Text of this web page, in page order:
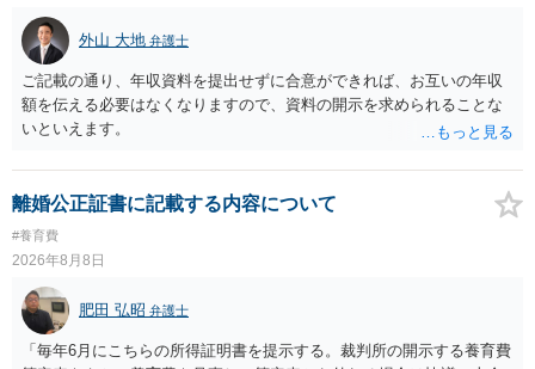
外山 大地 弁護士
ご記載の通り、年収資料を提出せずに合意ができれば、お互いの年収
額を伝える必要はなくなりますので、資料の開示を求められることな
いといえます。
離婚公正証書に記載する内容について
#養育費
2026年8月8日
肥田 弘昭 弁護士
「毎年6月にこちらの所得証明書を提示する。裁判所の開示する養育費